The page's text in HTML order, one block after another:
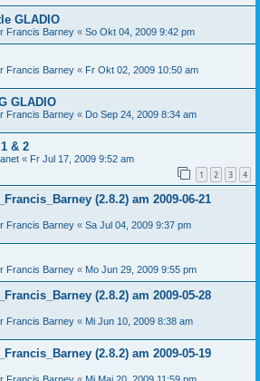
GLADIO
Francis Barney « So Okt 04, 2009 9:42 pm
Francis Barney « Fr Okt 02, 2009 10:50 am
GLADIO
Francis Barney « Do Sep 24, 2009 8:34 am
& 2
« Fr Jul 17, 2009 9:52 am
1 2 3 4
(2.8.2) am 2009-06-21
Francis Barney « Sa Jul 04, 2009 9:37 pm
Francis Barney « Mo Jun 29, 2009 9:55 pm
(2.8.2) am 2009-05-28
Francis Barney « Mi Jun 10, 2009 8:38 am
(2.8.2) am 2009-05-19